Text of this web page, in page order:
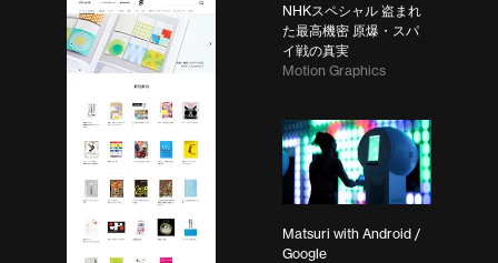
NHKスペシャル 盗まれ
た最高機密 原爆・スパ
イ戦の真実
Motion Graphics
Matsuri with Android /
Google